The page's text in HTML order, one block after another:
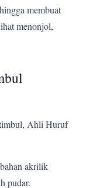
membuat
menonjol,
timbul, Ahli Huruf
akrilik
pudar.